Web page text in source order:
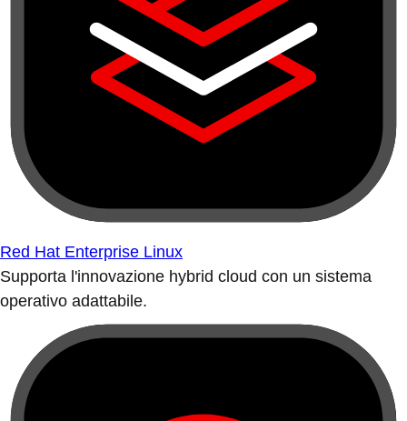
Red Hat Enterprise Linux
Supporta l'innovazione hybrid cloud con un sistema
operativo adattabile.